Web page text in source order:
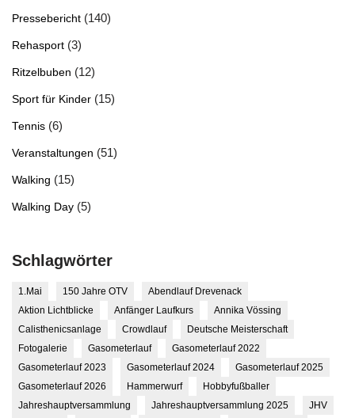
Pressebericht (140)
Rehasport (3)
Ritzelbuben (12)
Sport für Kinder (15)
Tennis (6)
Veranstaltungen (51)
Walking (15)
Walking Day (5)
Schlagwörter
1.Mai 150 Jahre OTV
Abendlauf Drevenack
Aktion Lichtblicke
Anfänger Laufkurs
Annika Vössing
Calisthenicsanlage
Crowdlauf
Deutsche Meisterschaft
Fotogalerie
Gasometerlauf
Gasometerlauf 2022
Gasometerlauf 2023
Gasometerlauf 2024
Gasometerlauf 2025
Gasometerlauf 2026
Hammerwurf
Hobbyfußballer
Jahreshauptversammlung
Jahreshauptversammlung 2025
JHV